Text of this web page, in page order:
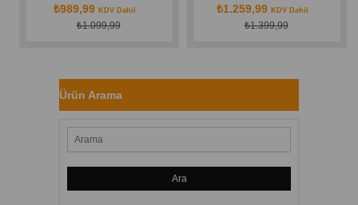
₺989,99 KDV Dahil
₺1.099,99
₺1.259,99 KDV Dahil
₺1.399,99
Ürün Arama
Ara